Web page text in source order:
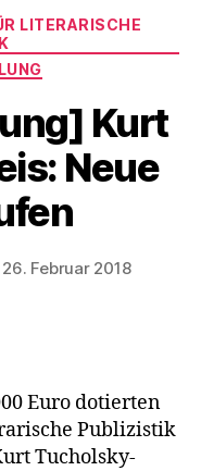
LITERARISCHE
Kurt
Neue
26. Februar 2018
Euro dotierten
Publizistik
Tucholsky-